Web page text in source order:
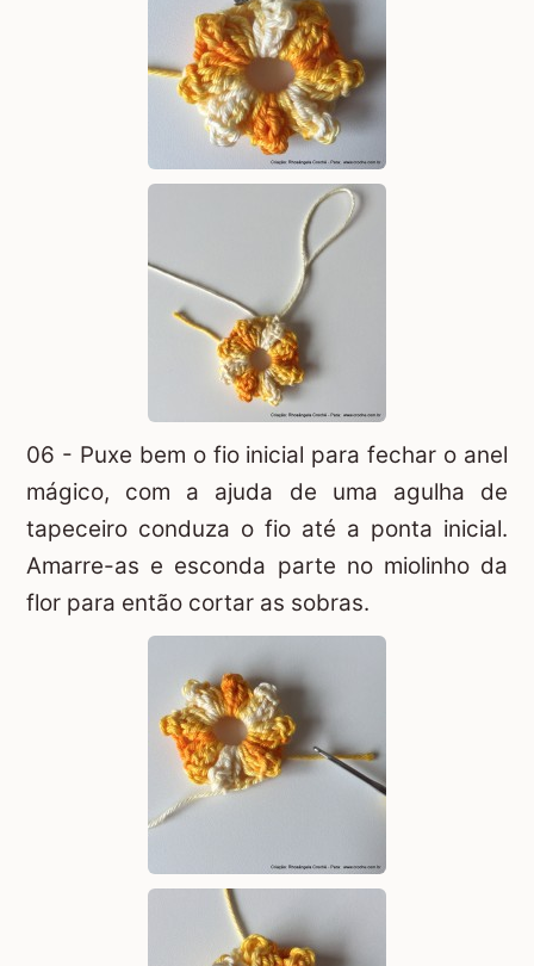
06 - Puxe bem o fio inicial para fechar o anel
mágico, com a ajuda de uma agulha de
tapeceiro conduza o fio até a ponta inicial.
Amarre-as e esconda parte no miolinho da
flor para então cortar as sobras.